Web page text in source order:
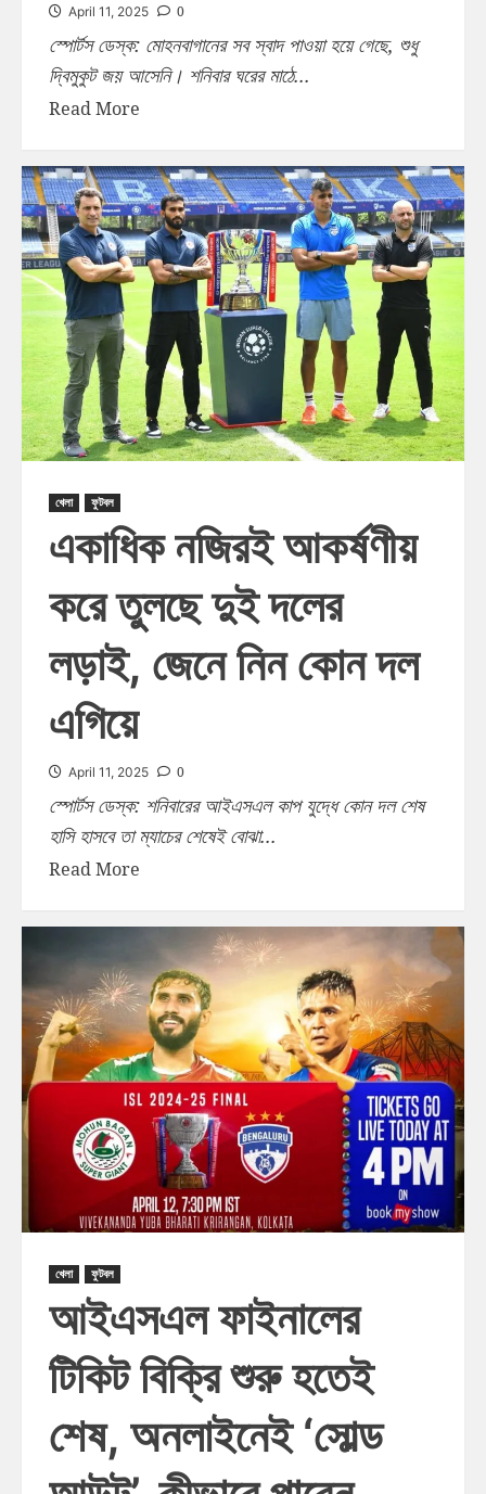
April 11, 2025 0
স্পোর্টস ডেস্ক: মোহনবাগানের সব স্বাদ পাওয়া হয়ে গেছে, শুধু
দ্বিমুকুট জয় আসেনি। শনিবার ঘরের মাঠে...
Read More
খেলা ফুটবল
একাধিক নজিরই আকর্ষণীয়
করে তুলছে দুই দলের
লড়াই, জেনে নিন কোন দল
এগিয়ে
April 11, 2025 0
স্পোর্টস ডেস্ক: শনিবারের আইএসএল কাপ যুদ্ধে কোন দল শেষ
হাসি হাসবে তা ম্যাচের শেষেই বোঝা...
Read More
খেলা ফুটবল
আইএসএল ফাইনালের
টিকিট বিক্রি শুরু হতেই
শেষ, অনলাইনেই ‘সোল্ড